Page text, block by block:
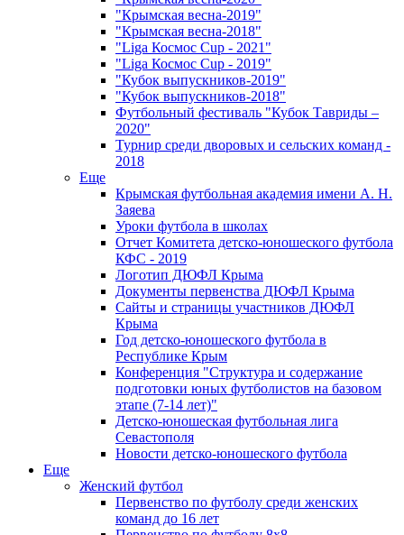
"Крымская весна-2019"
"Крымская весна-2018"
"Liga Космос Cup - 2021"
"Liga Космос Cup - 2019"
"Кубок выпускников-2019"
"Кубок выпускников-2018"
Футбольный фестиваль "Кубок Тавриды –
2020"
Турнир среди дворовых и сельских команд -
2018
Еще
Крымская футбольная академия имени А. Н.
Заяева
Уроки футбола в школах
Отчет Комитета детско-юношеского футбола
КФС - 2019
Логотип ДЮФЛ Крыма
Документы первенства ДЮФЛ Крыма
Сайты и страницы участников ДЮФЛ
Крыма
Год детско-юношеского футбола в
Республике Крым
Конференция "Структура и содержание
подготовки юных футболистов на базовом
этапе (7-14 лет)"
Детско-юношеская футбольная лига
Севастополя
Новости детско-юношеского футбола
Еще
Женский футбол
Первенство по футболу среди женских
команд до 16 лет